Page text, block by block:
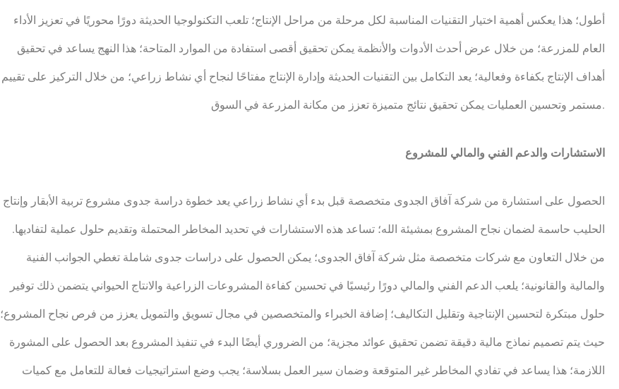
أطول؛ هذا يعكس أهمية اختيار التقنيات المناسبة لكل مرحلة من مراحل الإنتاج؛ تلعب التكنولوجيا الحديثة دورًا محوريًا في تعزيز الأداء
العام للمزرعة؛ من خلال عرض أحدث الأدوات والأنظمة يمكن تحقيق أقصى استفادة من الموارد المتاحة؛ هذا النهج يساعد في تحقيق
أهداف الإنتاج بكفاءة وفعالية؛ يعد التكامل بين التقنيات الحديثة وإدارة الإنتاج مفتاحًا لنجاح أي نشاط زراعي؛ من خلال التركيز على تقييم
مستمر وتحسين العمليات يمكن تحقيق نتائج متميزة تعزز من مكانة المزرعة في السوق.
الاستشارات والدعم الفني والمالي للمشروع
الحصول على استشارة من شركة آفاق الجدوى متخصصة قبل بدء أي نشاط زراعي يعد خطوة دراسة جدوى مشروع تربية الأبقار وإنتاج
الحليب حاسمة لضمان نجاح المشروع بمشيئة الله؛ تساعد هذه الاستشارات في تحديد المخاطر المحتملة وتقديم حلول عملية لتفاديها.
من خلال التعاون مع شركات متخصصة مثل شركة آفاق الجدوى؛ يمكن الحصول على دراسات جدوى شاملة تغطي الجوانب الفنية
والمالية والقانونية؛ يلعب الدعم الفني والمالي دورًا رئيسيًا في تحسين كفاءة المشروعات الزراعية والانتاج الحيواني يتضمن ذلك توفير
حلول مبتكرة لتحسين الإنتاجية وتقليل التكاليف؛ إضافة الخبراء والمتخصصين في مجال تسويق والتمويل يعزز من فرص نجاح المشروع؛
حيث يتم تصميم نماذج مالية دقيقة تضمن تحقيق عوائد مجزية؛ من الضروري أيضًا البدء في تنفيذ المشروع بعد الحصول على المشورة
اللازمة؛ هذا يساعد في تفادي المخاطر غير المتوقعة وضمان سير العمل بسلاسة؛ يجب وضع استراتيجيات فعالة للتعامل مع كميات